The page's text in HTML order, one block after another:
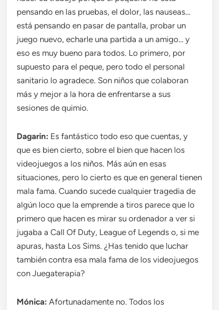
pensando en las pruebas, el dolor, las nauseas…
está pensando en pasar de pantalla, probar un
juego nuevo, echarle una partida a un amigo… y
eso es muy bueno para todos. Lo primero, por
supuesto para el peque, pero todo el personal
sanitario lo agradece. Son niños que colaboran
más y mejor a la hora de enfrentarse a sus
sesiones de quimio.
Dagarin: Es fantástico todo eso que cuentas, y
que es bien cierto, sobre el bien que hacen los
videojuegos a los niños. Más aún en esas
situaciones, pero lo cierto es que en general tienen
mala fama. Cuando sucede cualquier tragedia de
algún loco que la emprende a tiros parece que lo
primero que hacen es mirar su ordenador a ver si
jugaba a Call Of Duty, League of Legends o, si me
apuras, hasta Los Sims. ¿Has tenido que luchar
también contra esa mala fama de los videojuegos
con Juegaterapia?
Mónica: Afortunadamente no. Todos los